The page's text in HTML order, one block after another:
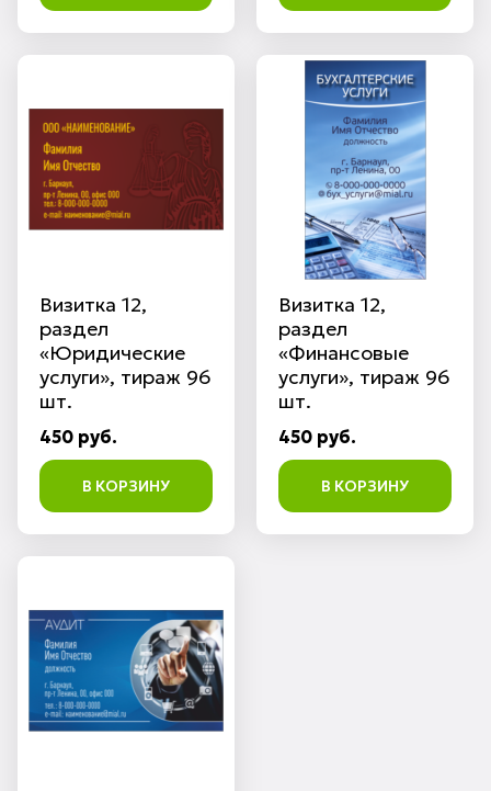
Визитка 12,
раздел
«Юридические
услуги», тираж 96
шт.
450 руб.
В КОРЗИНУ
Визитка 12,
раздел
«Финансовые
услуги», тираж 96
шт.
450 руб.
В КОРЗИНУ